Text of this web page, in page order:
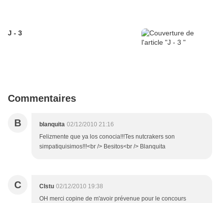
J - 3
Commentaires
B blanquita 02/12/2010 21:16
Felizmente que ya los conocia!!!Tes nutcrakers son
simpatiquisimos!!!<br /> Besitos<br /> Blanquita
C CIstu 02/12/2010 19:38
OH merci copine de m'avoir prévenue pour le concours